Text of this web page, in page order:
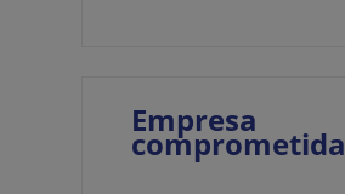
Empresa
comprometida